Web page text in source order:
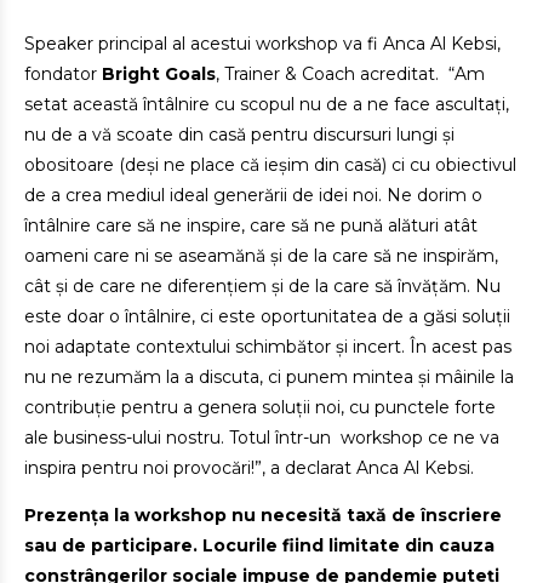
Speaker principal al acestui workshop va fi Anca Al Kebsi,
fondator Bright Goals, Trainer & Coach acreditat. “Am
setat această întâlnire cu scopul nu de a ne face ascultați,
nu de a vă scoate din casă pentru discursuri lungi și
obositoare (deși ne place că ieșim din casă) ci cu obiectivul
de a crea mediul ideal generării de idei noi. Ne dorim o
întâlnire care să ne inspire, care să ne pună alături atât
oameni care ni se aseamănă și de la care să ne inspirăm,
cât și de care ne diferențiem și de la care să învățăm. Nu
este doar o întâlnire, ci este oportunitatea de a găsi soluții
noi adaptate contextului schimbător și incert. În acest pas
nu ne rezumăm la a discuta, ci punem mintea și mâinile la
contribuție pentru a genera soluții noi, cu punctele forte
ale business-ului nostru. Totul într-un workshop ce ne va
inspira pentru noi provocări!”, a declarat Anca Al Kebsi.
Prezența la workshop nu necesită taxă de înscriere
sau de participare. Locurile fiind limitate din cauza
constrângerilor sociale impuse de pandemie puteți